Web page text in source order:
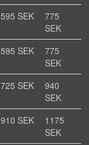
595 SEK
775
SEK
595 SEK
775
SEK
725 SEK
940
SEK
910 SEK
1175
SEK